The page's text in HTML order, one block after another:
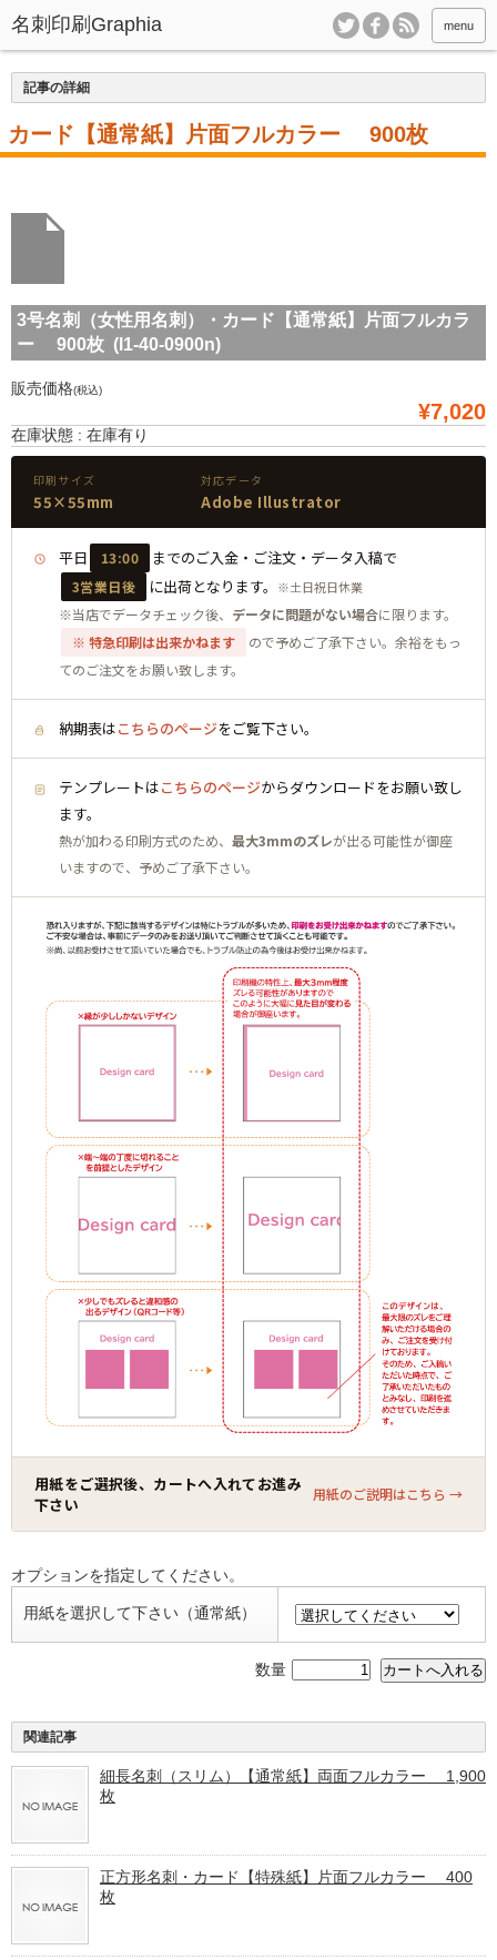
menu
記事の詳細
カード【通常紙】片面フルカラー 900枚
3号名刺（女性用名刺）・カード【通常紙】片面フルカラ
ー 900枚 (l1-40-0900n)
販売価格(税込)
¥7,020
在庫状態 : 在庫有り
印刷サイズ
55×55mm
対応データ
Adobe Illustrator
平日 13:00 までのご入金・ご注文・データ入稿で
3営業日後 に出荷となります。 ※土日祝日休業
※当店でデータチェック後、 データに問題がない場合に限ります。
※ 特急印刷は出来かねます
ので予めご了承下さい。余裕をもっ
てのご注文をお願い致します。
納期表はこちらのページをご覧下さい。
テンプレートはこちらのページからダウンロードをお願い致し
ます。
熱が加わる印刷方式のため、 最大3mmのズレが出る可能性が御座
いますので、予めご了承下さい。
用紙をご選択後、カートへ入れてお進み
下さい
用紙のご説明はこちら →
オプションを指定してください。
用紙を選択して下さい（通常紙）
数量
関連記事
細長名刺（スリム）【通常紙】両面フルカラー 1,900
枚
正方形名刺・カード【特殊紙】片面フルカラー 400
枚